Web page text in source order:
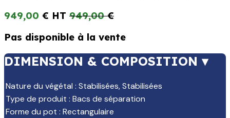
949,00 € 949,00€
Pas disponible à la vente
DIMENSION & COMPOSITION ▾
Nature du végétal : Stabilisées,Stabilisées
Type de produit : Bacs de séparation
Forme du pot : Rectangulaire